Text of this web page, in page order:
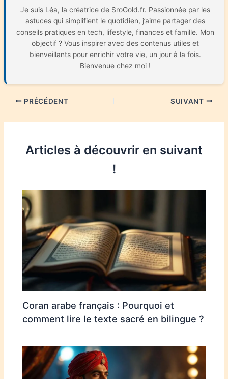
Je suis Léa, la créatrice de SroGold.fr. Passionnée par les
astuces qui simplifient le quotidien, j’aime partager des
conseils pratiques en tech, lifestyle, finances et famille. Mon
objectif ? Vous inspirer avec des contenus utiles et
bienveillants pour enrichir votre vie, un jour à la fois.
Bienvenue chez moi !
PRÉCÉDENT SUIVANT
Articles à découvrir en suivant
!
Coran arabe français : Pourquoi et
comment lire le texte sacré en bilingue ?